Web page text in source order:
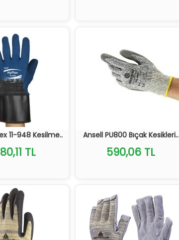
11-948 Kesilme..
TL
Ansell PU800 Bıçak Kesikleri..
590,06 TL